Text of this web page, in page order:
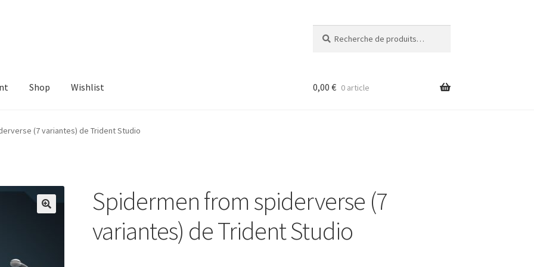
pour :
Shop Wishlist 0,00 € 0 article
(7 variantes) de Trident Studio
Spidermen from spiderverse (7
variantes) de Trident Studio